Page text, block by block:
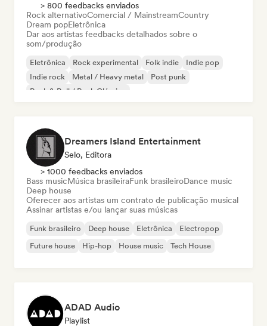
> 800 feedbacks enviados
Rock alternativoComercial / MainstreamCountry
Dream popEletrônica
Dar aos artistas feedbacks detalhados sobre o
som/produção
Eletrônica Rock experimental Folk indie
Indie pop
Indie rock
Metal / Heavy metal
Post punk
Rock & Roll / Rock Clássico
Dreamers Island Entertainment
Selo, Editora
> 1000 feedbacks enviados
Bass musicMúsica brasileiraFunk brasileiroDance music
Deep house
Oferecer aos artistas um contrato de publicação musical
Assinar artistas e/ou lançar suas músicas
Funk brasileiro Deep house Eletrônica
Electropop
Future house
Hip-hop House music Tech House
ADAD Audio
Playlist